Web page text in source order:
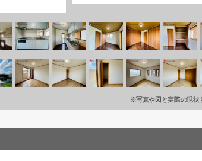
※写真や図と実際の現状